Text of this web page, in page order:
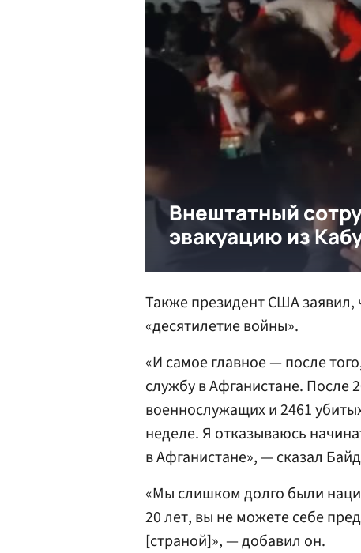
Также президент США заявил,
«десятилетие войны».
«И самое главное — после
службу в Афганистане. После
военнослужащих и 2461
неделе. Я отказываюсь
в Афганистане», — сказал
«Мы слишком долго были
20 лет, вы не можете себе
[страной]», — добавил он.